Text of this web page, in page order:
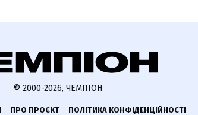
© 2000-2026, ЧЕМПІОН
ПРО ПРОЄКТ ПОЛІТИКА КОНФІДЕНЦІЙНОСТІ